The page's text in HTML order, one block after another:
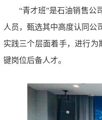
“青才班”是石油销售公
人员，甄选其中高度认同公
实践三个层面着手，进行
键岗位后备人才。